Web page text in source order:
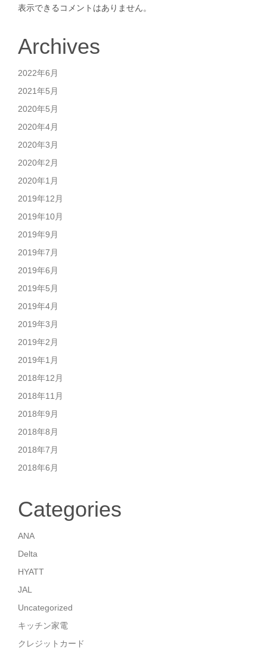
表示できるコメントはありません。
Archives
2022年6月
2021年5月
2020年5月
2020年4月
2020年3月
2020年2月
2020年1月
2019年12月
2019年10月
2019年9月
2019年7月
2019年6月
2019年5月
2019年4月
2019年3月
2019年2月
2019年1月
2018年12月
2018年11月
2018年9月
2018年8月
2018年7月
2018年6月
Categories
ANA
Delta
HYATT
JAL
Uncategorized
キッチン家電
クレジットカード